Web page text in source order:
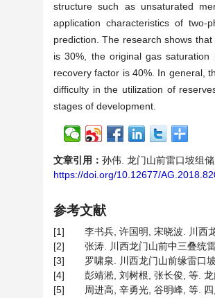
structure such as unsaturated
application characteristics of
prediction. The research shows
is 30%, the original gas
recovery factor is 40%. In general,
difficulty in the utilization of
stages of development.
文章引用： 孙伟. 龙门山前雷口坡组
https://doi.org/10.12677/
参考文献
[1]
李书兵, 许国明, 宋晓波. 川西
[2]
张涛. 川西龙门山前中三叠统
[3]
罗啸泉. 川西龙门山前缘雷口
[4]
彭靖淞, 刘树根, 张长俊, 等.
[5]
周进高, 辛勇光, 谷明峰, 等.